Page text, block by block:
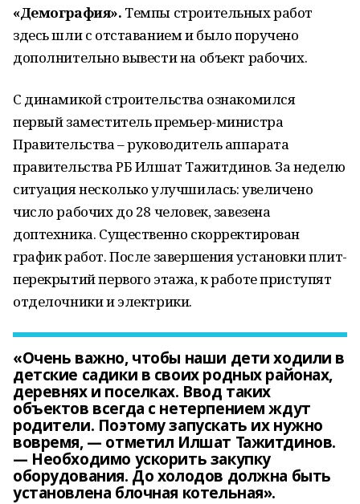
«Демография». Темпы строительных работ
здесь шли с отставанием и было поручено
дополнительно вывести на объект рабочих.
С динамикой строительства ознакомился
первый заместитель премьер-министра
Правительства – руководитель аппарата
правительства РБ Илшат Тажитдинов. За неделю
ситуация несколько улучшилась: увеличено
число рабочих до 28 человек, завезена
доптехника. Существенно скорректирован
график работ. После завершения установки плит-
перекрытий первого этажа, к работе приступят
отделочники и электрики.
«Очень важно, чтобы наши дети ходили в
детские садики в своих родных районах,
деревнях и поселках. Ввод таких
объектов всегда с нетерпением ждут
родители. Поэтому запускать их нужно
вовремя, — отметил Илшат Тажитдинов.
— Необходимо ускорить закупку
оборудования. До холодов должна быть
установлена блочная котельная».